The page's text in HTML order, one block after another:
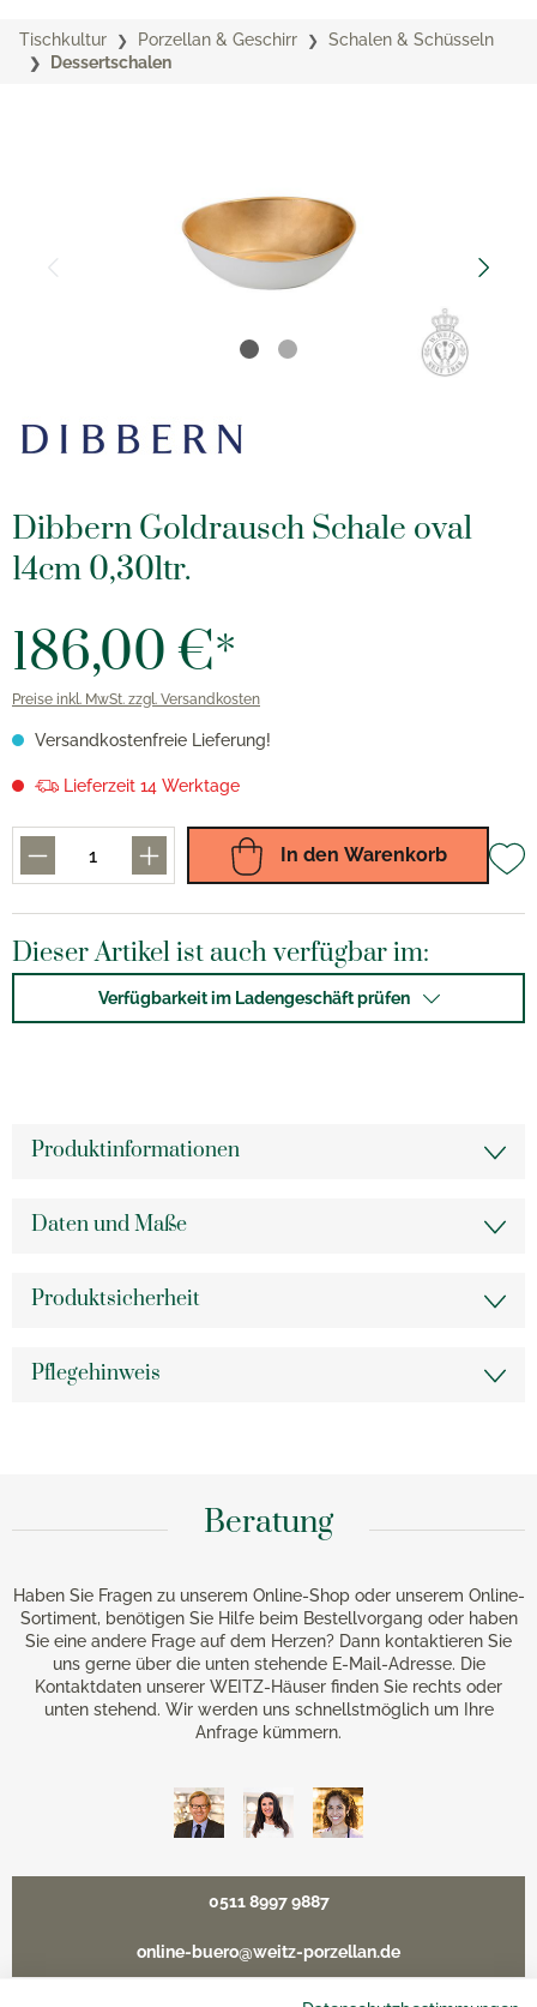
Tischkultur Porzellan & Geschirr
Schalen & Schüsseln
Dessertschalen
Dibbern Goldrausch Schale oval
14cm 0,30ltr.
186,00 €*
Preise inkl. MwSt. zzgl. Versandkosten
Versandkostenfreie Lieferung!
Lieferzeit 14 Werktage
In den Warenkorb
Dieser Artikel ist auch verfügbar im:
Verfügbarkeit im Ladengeschäft prüfen
Produktinformationen
Daten und Maße
Produktsicherheit
Pflegehinweis
Beratung
Haben Sie Fragen zu unserem Online-Shop oder unserem Online-
Sortiment, benötigen Sie Hilfe beim Bestellvorgang oder haben
Sie eine andere Frage auf dem Herzen? Dann kontaktieren Sie
uns gerne über die unten stehende E-Mail-Adresse. Die
Kontaktdaten unserer WEITZ-Häuser finden Sie rechts oder
unten stehend. Wir werden uns schnellstmöglich um Ihre
Anfrage kümmern.
0511 8997 9887
online-buero@weitz-porzellan.de